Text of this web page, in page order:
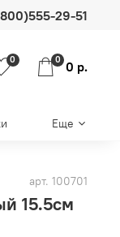
29-51
0 0 0 р.
Еще
арт. 100701
15.5cм